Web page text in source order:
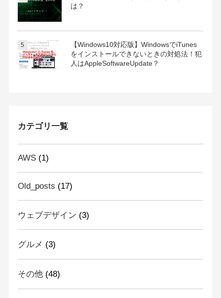
は？
【Windows10対応版】WindowsでiTunes
をインストールできないときの対処法！犯
人はAppleSoftwareUpdate？
カテゴリ一覧
AWS(1)
Old_posts (17)
ウェブデザイン (3)
グルメ (3)
その他(48)